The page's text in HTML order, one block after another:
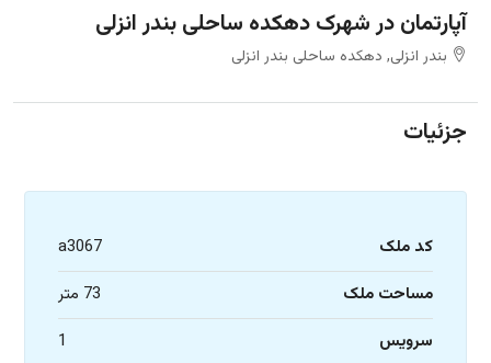
آپارتمان در شهرک دهکده ساحلی بندر انزلی
بندر انزلی, دهکده ساحلی بندر انزلی
جزئیات
کد ملک
a3067
مساحت ملک
73 متر
سرویس
1